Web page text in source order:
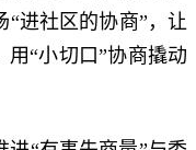
“进社区的协商”，让
用“小切口”协商撬动